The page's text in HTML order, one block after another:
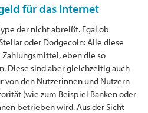
für das Internet
der nicht abreißt. Egal ob
oder Dodgecoin: Alle diese
eben die so
Diese sind aber gleichzeitig auch
von den Nutzerinnen und Nutzern
(wie zum Beispiel Banken oder
betrieben wird. Aus der Sicht